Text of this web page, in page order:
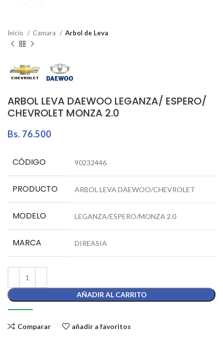
Inicio Camara Arbol de Leva
ARBOL LEVA DAEWOO LEGANZA/ ESPERO/
CHEVROLET MONZA 2.0
Bs. 76.500
CÓDIGO 90232446
PRODUCTO ARBOL LEVA DAEWOO/CHEVROLET
MODELO LEGANZA/ESPERO/MONZA 2.0
MARCA DIREASIA
AÑADIR AL CARRITO
Comparar añadir a favoritos